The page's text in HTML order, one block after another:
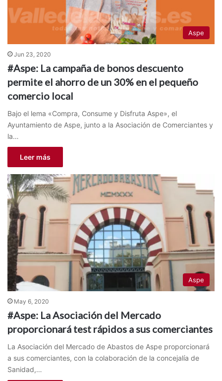
Aspe
Jun 23, 2020
#Aspe: La campaña de bonos descuento
permite el ahorro de un 30% en el pequeño
comercio local
Bajo el lema «Compra, Consume y Disfruta Aspe», el
Ayuntamiento de Aspe, junto a la Asociación de Comerciantes y
la…
Leer más
Aspe
May 6, 2020
#Aspe: La Asociación del Mercado
proporcionará test rápidos a sus comerciantes
La Asociación del Mercado de Abastos de Aspe proporcionará
a sus comerciantes, con la colaboración de la concejalía de
Sanidad,…